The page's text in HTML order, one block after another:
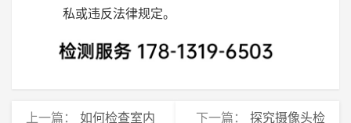
私或违反法律规定。
上一篇： 如何检查室内 下一篇： 探究摄像头检